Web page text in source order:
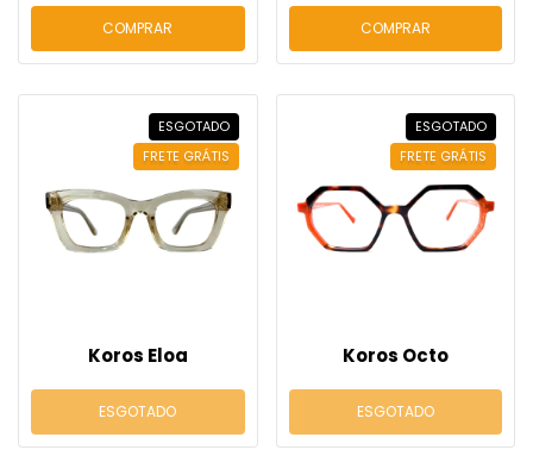
COMPRAR COMPRAR
ESGOTADO
FRETE GRÁTIS
Koros Eloa
ESGOTADO
ESGOTADO
FRETE GRÁTIS
Koros Octo
ESGOTADO